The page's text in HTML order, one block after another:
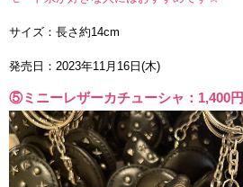
サイズ：長さ約14cm
発売日：2023年11月16日(木)
⑤ミニーレザーカチューシャ：1,400円